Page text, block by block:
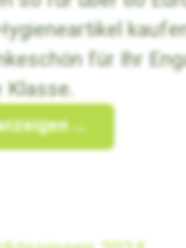
für Ihr
Klasse.
...